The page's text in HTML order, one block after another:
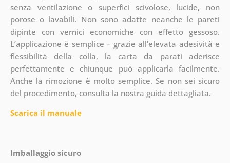
senza ventilazione o superfici scivolose, lucide, non
porose o lavabili. Non sono adatte neanche le pareti
dipinte con vernici economiche con effetto gessoso.
L’applicazione è semplice – grazie all’elevata adesività e
flessibilità della colla, la carta da parati aderisce
perfettamente e chiunque può applicarla facilmente.
Anche la rimozione è molto semplice. Se non sei sicuro
del procedimento, consulta la nostra guida dettagliata.
Scarica il manuale
Imballaggio sicuro